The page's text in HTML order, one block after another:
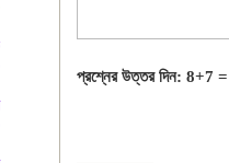
প্রশ্নের উত্তর দিন: 8+7 =